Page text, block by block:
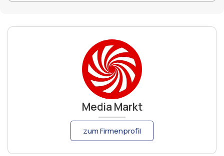
Media Markt
zum Firmenprofil